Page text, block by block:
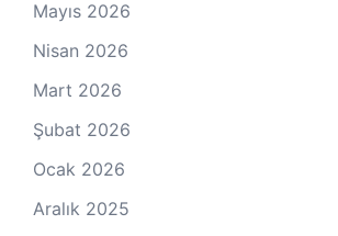
Mayıs 2026
Nisan 2026
Mart 2026
Şubat 2026
Ocak 2026
Aralık 2025